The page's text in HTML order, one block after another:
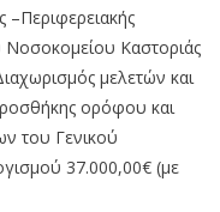
–Περιφερειακής
Νοσοκομείου Καστοριάς
μελετών και
ορόφου και
του Γενικού
37.000,00€ (με